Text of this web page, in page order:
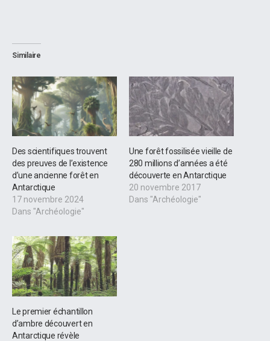
Similaire
Des scientifiques trouvent
des preuves de l’existence
d’une ancienne forêt en
Antarctique
17 novembre 2024
Dans "Archéologie"
Une forêt fossilisée vieille de
280 millions d’années a été
découverte en Antarctique
20 novembre 2017
Dans "Archéologie"
Le premier échantillon
d’ambre découvert en
Antarctique révèle